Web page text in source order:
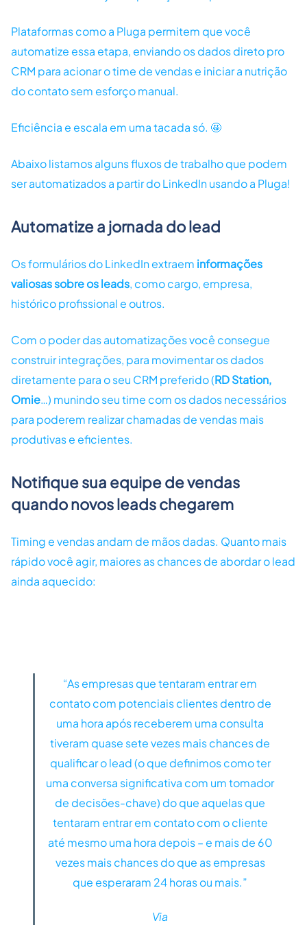
Plataformas como a Pluga permitem que você
automatize essa etapa, enviando os dados direto pro
CRM para acionar o time de vendas e iniciar a nutrição
do contato sem esforço manual.
Eficiência e escala em uma tacada só. 🤩
Abaixo listamos alguns fluxos de trabalho que podem
ser automatizados a partir do LinkedIn usando a Pluga!
Automatize a jornada do lead
Os formulários do LinkedIn extraem informações
valiosas sobre os leads, como cargo, empresa,
histórico profissional e outros.
Com o poder das automatizações você consegue
construir integrações, para movimentar os dados
diretamente para o seu CRM preferido (RD Station,
Omie…) munindo seu time com os dados necessários
para poderem realizar chamadas de vendas mais
produtivas e eficientes.
Notifique sua equipe de vendas
quando novos leads chegarem
Timing e vendas andam de mãos dadas. Quanto mais
rápido você agir, maiores as chances de abordar o lead
ainda aquecido:
“As empresas que tentaram entrar em
contato com potenciais clientes dentro de
uma hora após receberem uma consulta
tiveram quase sete vezes mais chances de
qualificar o lead (o que definimos como ter
uma conversa significativa com um tomador
de decisões-chave) do que aquelas que
tentaram entrar em contato com o cliente
até mesmo uma hora depois – e mais de 60
vezes mais chances do que as empresas
que esperaram 24 horas ou mais.”
Via